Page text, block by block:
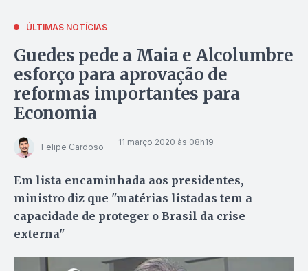
ÚLTIMAS NOTÍCIAS
Guedes pede a Maia e Alcolumbre
esforço para aprovação de
reformas importantes para
Economia
Felipe Cardoso 11 março 2020 às 08h19
Em lista encaminhada aos presidentes,
ministro diz que "matérias listadas tem a
capacidade de proteger o Brasil da crise
externa"